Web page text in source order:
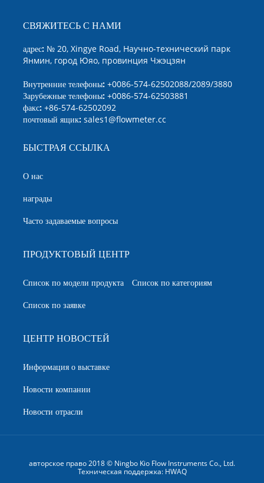
СВЯЖИТЕСЬ С НАМИ
адрес: № 20, Xingye Road, Научно-технический парк
Янмин, город Юяо, провинция Чжэцзян
Внутренние телефоны: +0086-574-62502088/2089/3880
Зарубежные телефоны: +0086-574-62503881
факс: +86-574-62502092
почтовый ящик: sales1@flowmeter.cc
БЫСТРАЯ ССЫЛКА
О нас
награды
Часто задаваемые вопросы
ПРОДУКТОВЫЙ ЦЕНТР
Список по модели продукта
Список по категориям
Список по заявке
ЦЕНТР НОВОСТЕЙ
Информация о выставке
Новости компании
Новости отрасли
авторское право 2018 © Ningbo Kio Flow Instruments Co., Ltd.
Техническая поддержка: HWAQ